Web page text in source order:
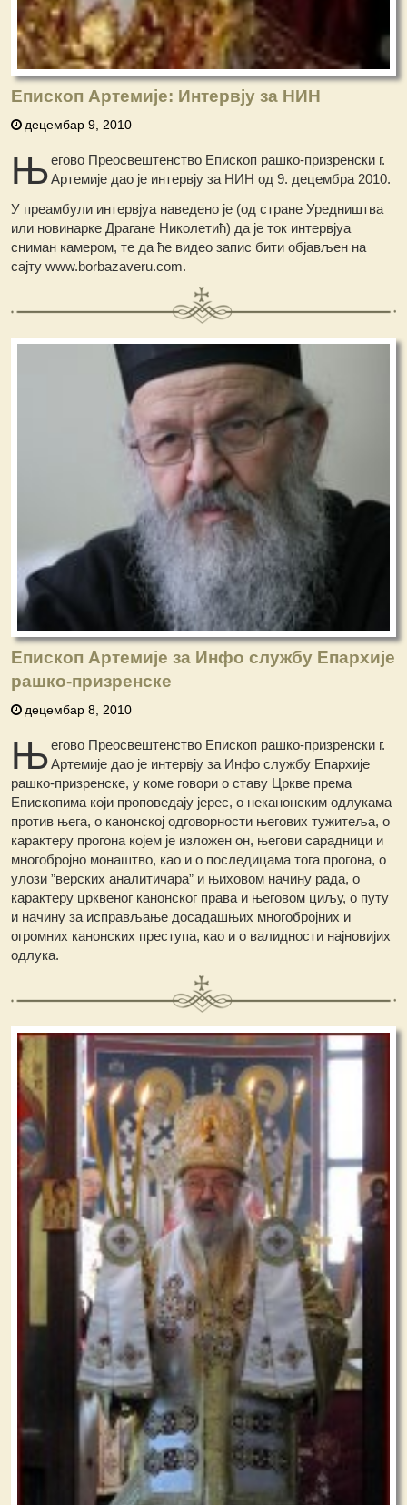
Епископ Артемије: Интервју за НИН
децембар 9, 2010
Његово Преосвештенство Епископ рашко-призренски г.
Артемије дао је интервју за НИН од 9. децембра 2010.
У преамбули интервјуа наведено је (од стране Уредништва
или новинарке Драгане Николетић) да је ток интервјуа
сниман камером, те да ће видео запис бити објављен на
сајту www.borbazaveru.com.
Епископ Артемије за Инфо службу Епархије
рашко-призренске
децембар 8, 2010
Његово Преосвештенство Епископ рашко-призренски г.
Артемије дао је интервју за Инфо службу Епархије
рашко-призренске, у коме говори о ставу Цркве према
Епископима који проповедају јерес, о неканонским одлукама
против њега, о канонској одговорности његових тужитеља, о
карактеру прогона којем је изложен он, његови сарадници и
многобројно монаштво, као и о последицама тога прогона, о
улози ”верских аналитичара” и њиховом начину рада, о
карактеру црквеног канонског права и његовом циљу, о путу
и начину за исправљање досадашњих многобројних и
огромних канонских преступа, као и о валидности најновијих
одлука.